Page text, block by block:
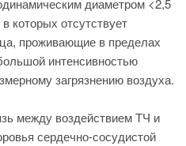
диаметром <2,5
которых отсутствует
проживающие в пределах
интенсивностью
загрязнению воздуха.
между воздействием ТЧ и
сердечно-сосудистой